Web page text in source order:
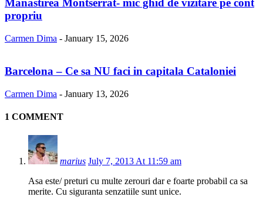
Manastirea Montserrat- mic ghid de vizitare pe cont
propriu
Carmen Dima - January 15, 2026
Barcelona – Ce sa NU faci in capitala Cataloniei
Carmen Dima - January 13, 2026
1 COMMENT
marius July 7, 2013 At 11:59 am
Asa este/ preturi cu multe zerouri dar e foarte probabil ca sa
merite. Cu siguranta senzatiile sunt unice.